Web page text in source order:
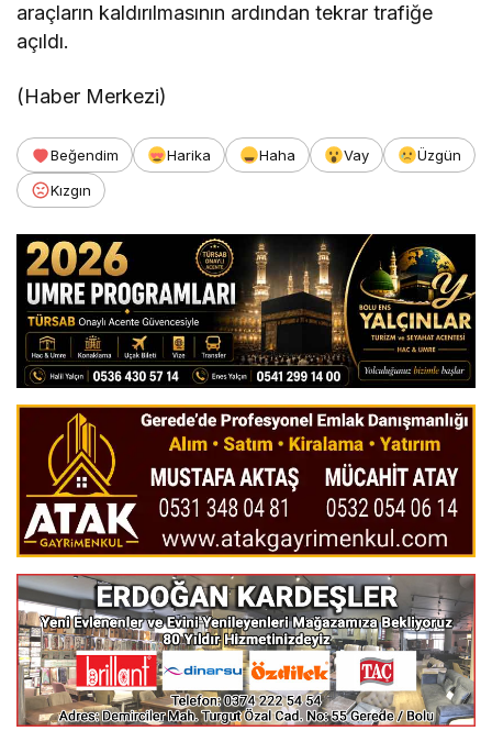
araçların kaldırılmasının ardından tekrar trafiğe
açıldı.
(Haber Merkezi)
Beğendim Harika Haha Vay
Üzgün
Kızgın